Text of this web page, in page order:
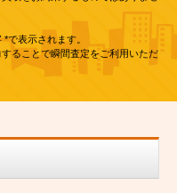
で表示されます。
ることで瞬間査定をご利用いただ